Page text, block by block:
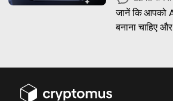
जानें कि आपको
बनाना चाहिए